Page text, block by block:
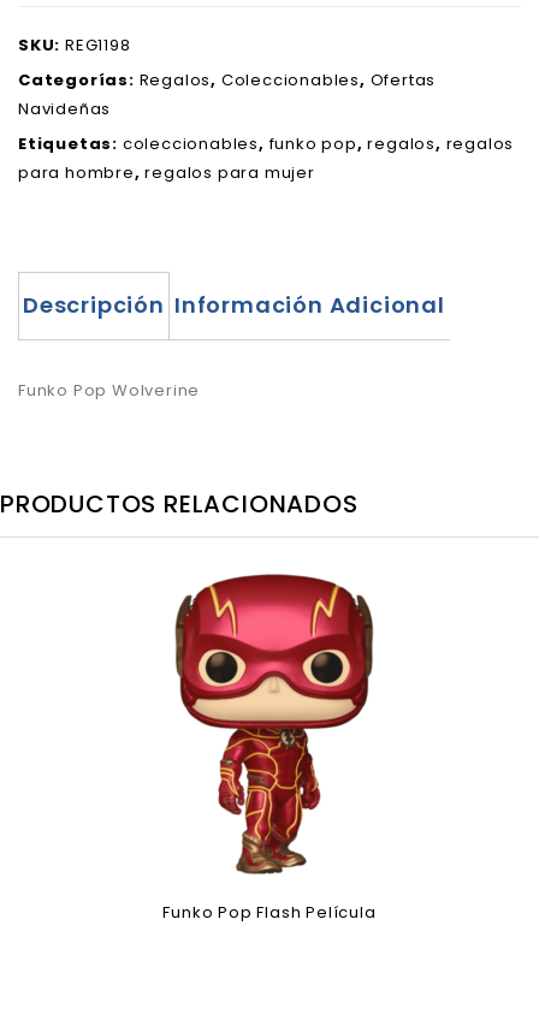
SKU: REG1198
Categorías: Regalos, Coleccionables, Ofertas
Navideñas
Etiquetas: coleccionables,funko pop,regalos, regalos
para hombre,regalos para mujer
Descripción Información Adicional
Funko Pop Wolverine
PRODUCTOS RELACIONADOS
Funko Pop Flash Película